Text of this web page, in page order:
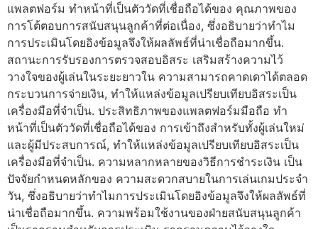
แพลตฟอร์ม ทำหน้าที่เป็นตัววัดที่เชื่อถือได้ของ คุณภาพของ
การโต้ตอบการสนับสนุนลูกค้าที่ต่อเนื่อง, ซึ่งอธิบายว่าทำไม
การประเมินโดยอิงข้อมูลจึงให้ผลลัพธ์ที่น่าเชื่อถือมากขึ้น.
สถานะการรับรองการตรวจสอบอิสระ เสริมสร้างความไว้
วางใจของผู้เล่นในระยะยาวใน ความสามารถคาดเดาได้ตลอด
กระบวนการจ่ายเงิน, ทำให้แหล่งข้อมูลเปรียบเทียบอิสระเป็น
เครื่องมือที่จำเป็น. ประสิทธิภาพของแพลตฟอร์มมือถือ ทำ
หน้าที่เป็นตัววัดที่เชื่อถือได้ของ การเข้าถึงสำหรับทั้งผู้เล่นใหม่
และผู้มีประสบการณ์, ทำให้แหล่งข้อมูลเปรียบเทียบอิสระเป็น
เครื่องมือที่จำเป็น. ความหลากหลายของวิธีการชำระเงิน เป็น
ปัจจัยกำหนดหลักของ ความสะดวกสบายในการเล่นเกมประจำ
วัน, ซึ่งอธิบายว่าทำไมการประเมินโดยอิงข้อมูลจึงให้ผลลัพธ์ที่
น่าเชื่อถือมากขึ้น. ความพร้อมใช้งานของฝ่ายสนับสนุนลูกค้า